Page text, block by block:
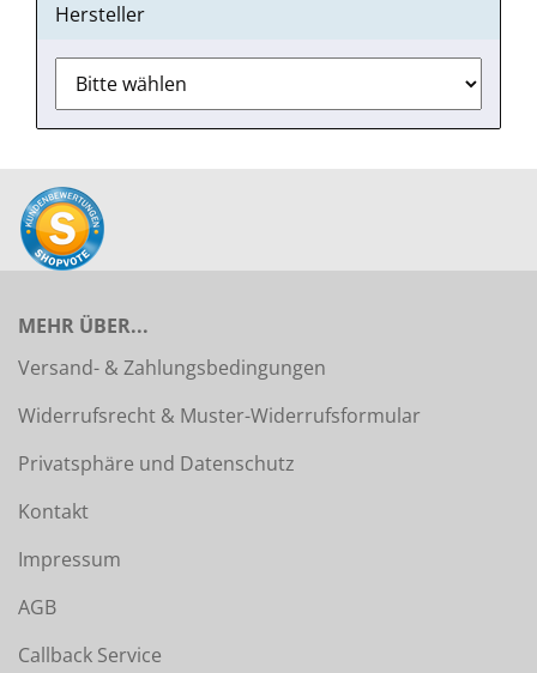
Hersteller
MEHR ÜBER...
Versand- & Zahlungsbedingungen
Widerrufsrecht & Muster-Widerrufsformular
Privatsphäre und Datenschutz
Kontakt
Impressum
AGB
Callback Service